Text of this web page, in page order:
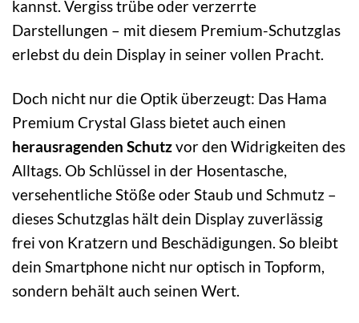
kannst. Vergiss trübe oder verzerrte
Darstellungen – mit diesem Premium-Schutzglas
erlebst du dein Display in seiner vollen Pracht.
Doch nicht nur die Optik überzeugt: Das Hama
Premium Crystal Glass bietet auch einen
herausragenden Schutzvor den Widrigkeiten des
Alltags. Ob Schlüssel in der Hosentasche,
versehentliche Stöße oder Staub und Schmutz –
dieses Schutzglas hält dein Display zuverlässig
frei von Kratzern und Beschädigungen. So bleibt
dein Smartphone nicht nur optisch in Topform,
sondern behält auch seinen Wert.